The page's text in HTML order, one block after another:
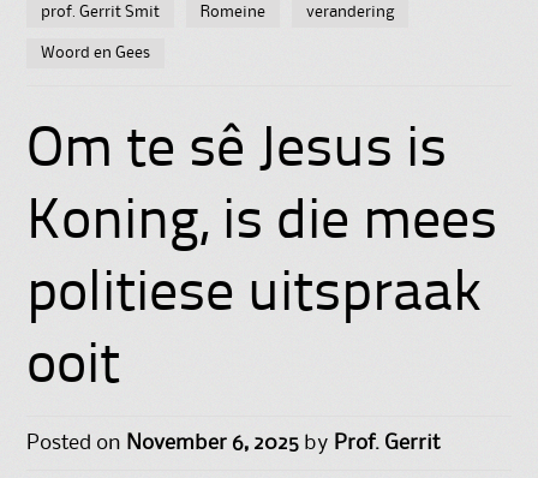
prof. Gerrit Smit Romeine verandering
Woord en Gees
Om te sê Jesus is
Koning, is die mees
politiese uitspraak
ooit
Posted on November 6, 2025 by Prof. Gerrit